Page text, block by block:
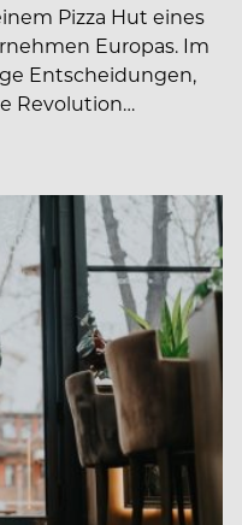
Pizza Hut eines
Europas. Im
Entscheidungen,
Revolution…